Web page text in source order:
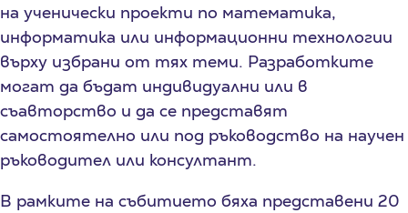
на ученически проекти по математика,
информатика или информационни технологии
върху избрани от тях теми. Разработките
могат да бъдат индивидуални или в
съавторство и да се представят
самостоятелно или под ръководство на научен
ръководител или консултант.
В рамките на събитието бяха представени 20